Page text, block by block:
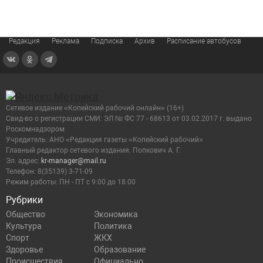
Редакция Реклама Подписка Архив Расписание автобусов
Рубрики
Общество
Экономика
Культура
Политика
Спорт
ЖКХ
Здоровье
Образование
Сетевое издание «Копейский рабочий онлайн» (16+)
Cвид-во о регистрации СМИ: ЭЛ № ФС 77 - 68613 от 03.02.2017 г. выдано
Роскомнадзором
Учредитель: АНО «Редакция газеты «Копейский рабочий»
Главный редактор сетевого издания: Попкович А. Г.
Эл. адрес: kr-manager@mail.ru
Телефон: 8(35139) 3-71-09
Режим работы: ПН - ПТ с 9:00 до 18:00